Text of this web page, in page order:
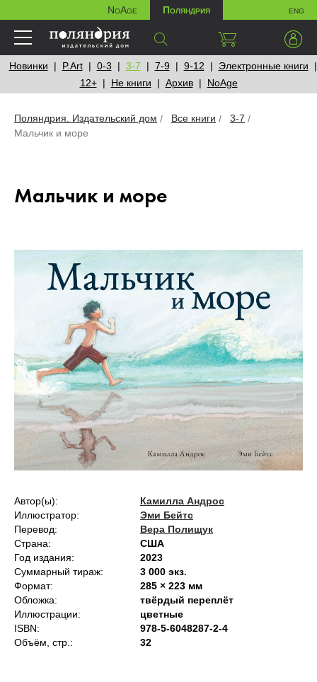
NoAge Поляндрия eng
Новинки P.Art 0-3 3-7 7-9 9-12
Электронные книги
12+
Не книги Архив NoAge
Поляндрия. Издательский дом Все книги
3-7
Мальчик и море
Мальчик и море
Автор(ы):
Камилла Андрос
Иллюстратор:
Эми Бейтс
Перевод:
Вера Полищук
Страна:
США
Год издания:
2023
Суммарный тираж:
3 000 экз.
Формат:
285 × 223 мм
Обложка:
твёрдый переплёт
Иллюстрации:
цветные
ISBN:
978-5-6048287-2-4
Объём, стр.:
32